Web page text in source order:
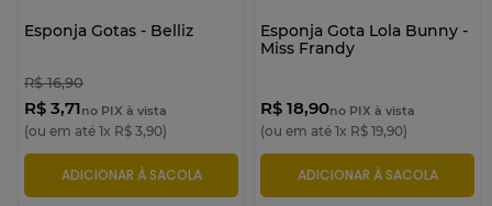
Esponja Gotas - Belliz
R$ 16,90
R$ 3,71no PIX à vista
(ou em até 1x R$ 3,90)
ADICIONAR À SACOLA
Esponja Gota Lola Bunny -
Miss Frandy
R$ 18,90no PIX à vista
(ou em até 1x R$ 19,90)
ADICIONAR À SACOLA